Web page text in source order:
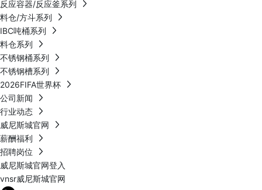
反应容器/反应釜系列
料仓/方斗系列
IBC吨桶系列
料仓系列
不锈钢桶系列
不锈钢槽系列
2026FIFA世界杯
公司新闻
行业动态
威尼斯城官网
薪酬福利
招聘岗位
威尼斯城官网登入
vnsr威尼斯城官网